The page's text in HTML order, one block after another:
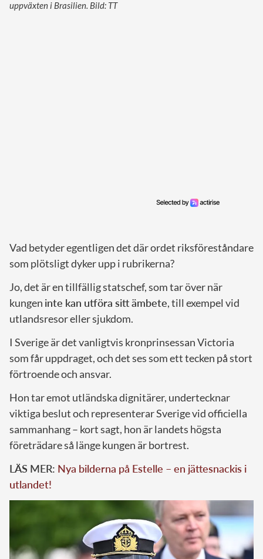
uppväxten i Brasilien. Bild: TT
Vad betyder egentligen det där ordet riksföreståndare
som plötsligt dyker upp i rubrikerna?
Jo, det är en tillfällig statschef, som tar över när
kungen inte kan utföra sitt ämbete, till exempel vid
utlandsresor eller sjukdom.
I Sverige är det vanligtvis kronprinsessan Victoria
som får uppdraget, och det ses som ett tecken på stort
förtroende och ansvar.
Hon tar emot utländska dignitärer, undertecknar
viktiga beslut och representerar Sverige vid officiella
sammanhang – kort sagt, hon är landets högsta
företrädare så länge kungen är bortrest.
LÄS MER: Nya bilderna på Estelle – en jättesnackis i
utlandet!